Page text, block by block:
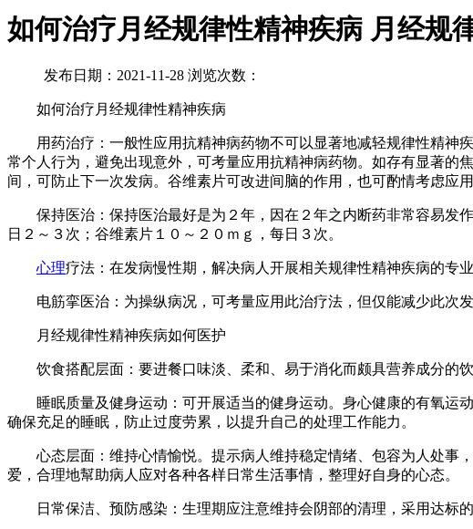
如何治疗月经规律性精神疾病 月经规
发布日期：2021-11-28 浏览次数：
如何治疗月经规律性精神疾病
用药治疗：一般性应用抗精神病药物不可以显著地减轻规律性精神
常个人行为，避免出现意外，可考量应用抗精神病药物。如存有显著的
间，可防止下一次发病。谷维素片可改进间脑的作用，也可酌情考虑应用
保持医治：保持医治最好是为２年，因在２年之内断药非常容易发
日２～３次；谷维素片１０～２０ｍｇ，每日３次。
心理疗法：在发病慢性期，解决病人开展相关规律性精神疾病的专
电筋挛医治：为操纵病况，可考量应用此治疗法，但仅能减少此次发
月经规律性精神疾病如何医护
饮食搭配层面：要进餐口味淡、柔和、易于消化而颇具营养成分的饮
睡眠质量及健身运动：可开展适当的健身运动。身心健康的有氧运
确保充足的睡眠，防止过度劳累，以提升自己的处理工作能力。
心态层面：维持心情愉悦。提示病人维持稳定情绪、包容为人处事
爱，合理地幫助病人应对各种各样日常生活事情，整理好自身的心态。
日常保洁、预防感染：生理期应注意维持会阴部的清理，采用达标的